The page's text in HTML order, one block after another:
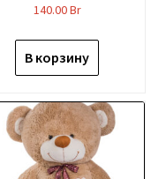
140.00Br
В корзину